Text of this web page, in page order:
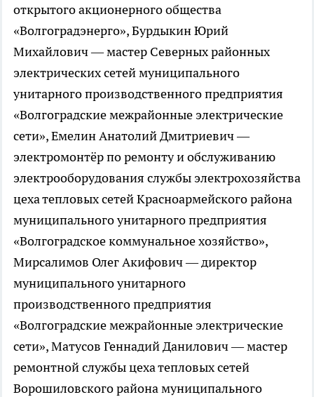
открытого акционерного общества
«Волгоградэнерго», Бурдыкин Юрий
Михайлович — мастер Северных районных
электрических сетей муниципального
унитарного производственного предприятия
«Волгоградские межрайонные электрические
сети», Емелин Анатолий Дмитриевич —
электромонтёр по ремонту и обслуживанию
электрооборудования службы электрохозяйства
цеха тепловых сетей Красноармейского района
муниципального унитарного предприятия
«Волгоградское коммунальное хозяйство»,
Мирсалимов Олег Акифович — директор
муниципального унитарного
производственного предприятия
«Волгоградские межрайонные электрические
сети», Матусов Геннадий Данилович — мастер
ремонтной службы цеха тепловых сетей
Ворошиловского района муниципального